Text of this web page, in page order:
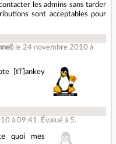
les admins sans tarder
sont acceptables pour
) le 24 novembre 2010 à
[tT]ankey
à 09:41 . Évalué à 5.
quoi mes